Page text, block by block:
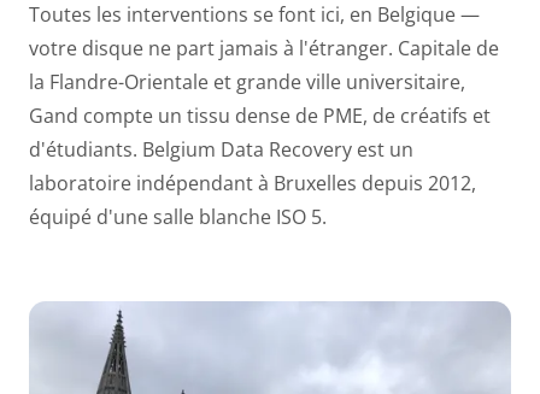
Toutes les interventions se font ici, en Belgique —
votre disque ne part jamais à l'étranger. Capitale de
la Flandre-Orientale et grande ville universitaire,
Gand compte un tissu dense de PME, de créatifs et
d'étudiants. Belgium Data Recovery est un
laboratoire indépendant à Bruxelles depuis 2012,
équipé d'une salle blanche ISO 5.